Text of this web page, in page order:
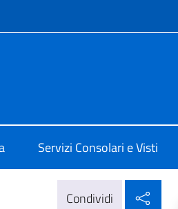
Servizi Consolari e Visti
Condividi